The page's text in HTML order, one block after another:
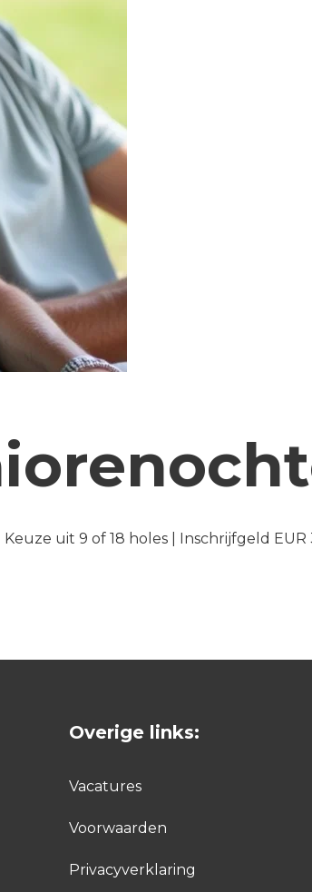
uit 9 of 18 holes | Inschrijfgeld
Overige links:
Vacatures
Voorwaarden
Privacyverklaring